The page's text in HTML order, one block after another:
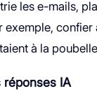
les e-mails,
exemple,
à la
réponses IA